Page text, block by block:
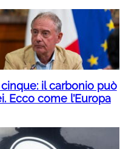
il carbonio può
Ecco come l’Europa